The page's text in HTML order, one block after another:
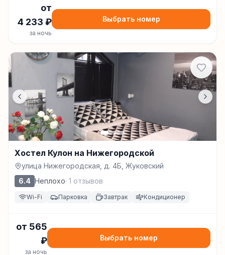
от
4 233 ₽
за ночь
Выбрать номер
Хостел Кулон на Нижегородской
улица Нижегородская, д. 4Б, Жуковский
6.4 Неплохо· 1 отзывов
Wi-Fi Парковка Завтрак Кондиционер
от 565
₽
за ночь
Выбрать номер